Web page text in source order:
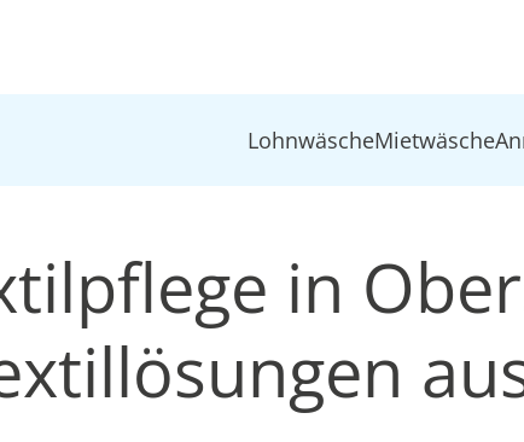
LohnwäscheMietwäsche
in